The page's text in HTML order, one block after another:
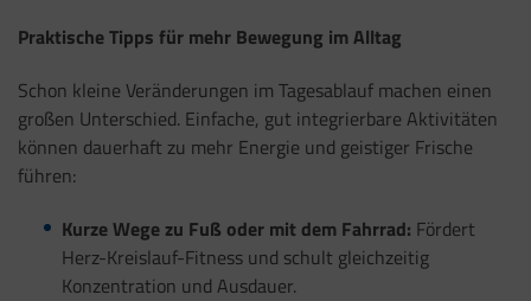
Praktische Tipps für mehr Bewegung im Alltag
Schon kleine Veränderungen im Tagesablauf machen einen
großen Unterschied. Einfache, gut integrierbare Aktivitäten
können dauerhaft zu mehr Energie und geistiger Frische
führen:
Kurze Wege zu Fuß oder mit dem Fahrrad: Fördert
Herz-Kreislauf-Fitness und schult gleichzeitig
Konzentration und Ausdauer.